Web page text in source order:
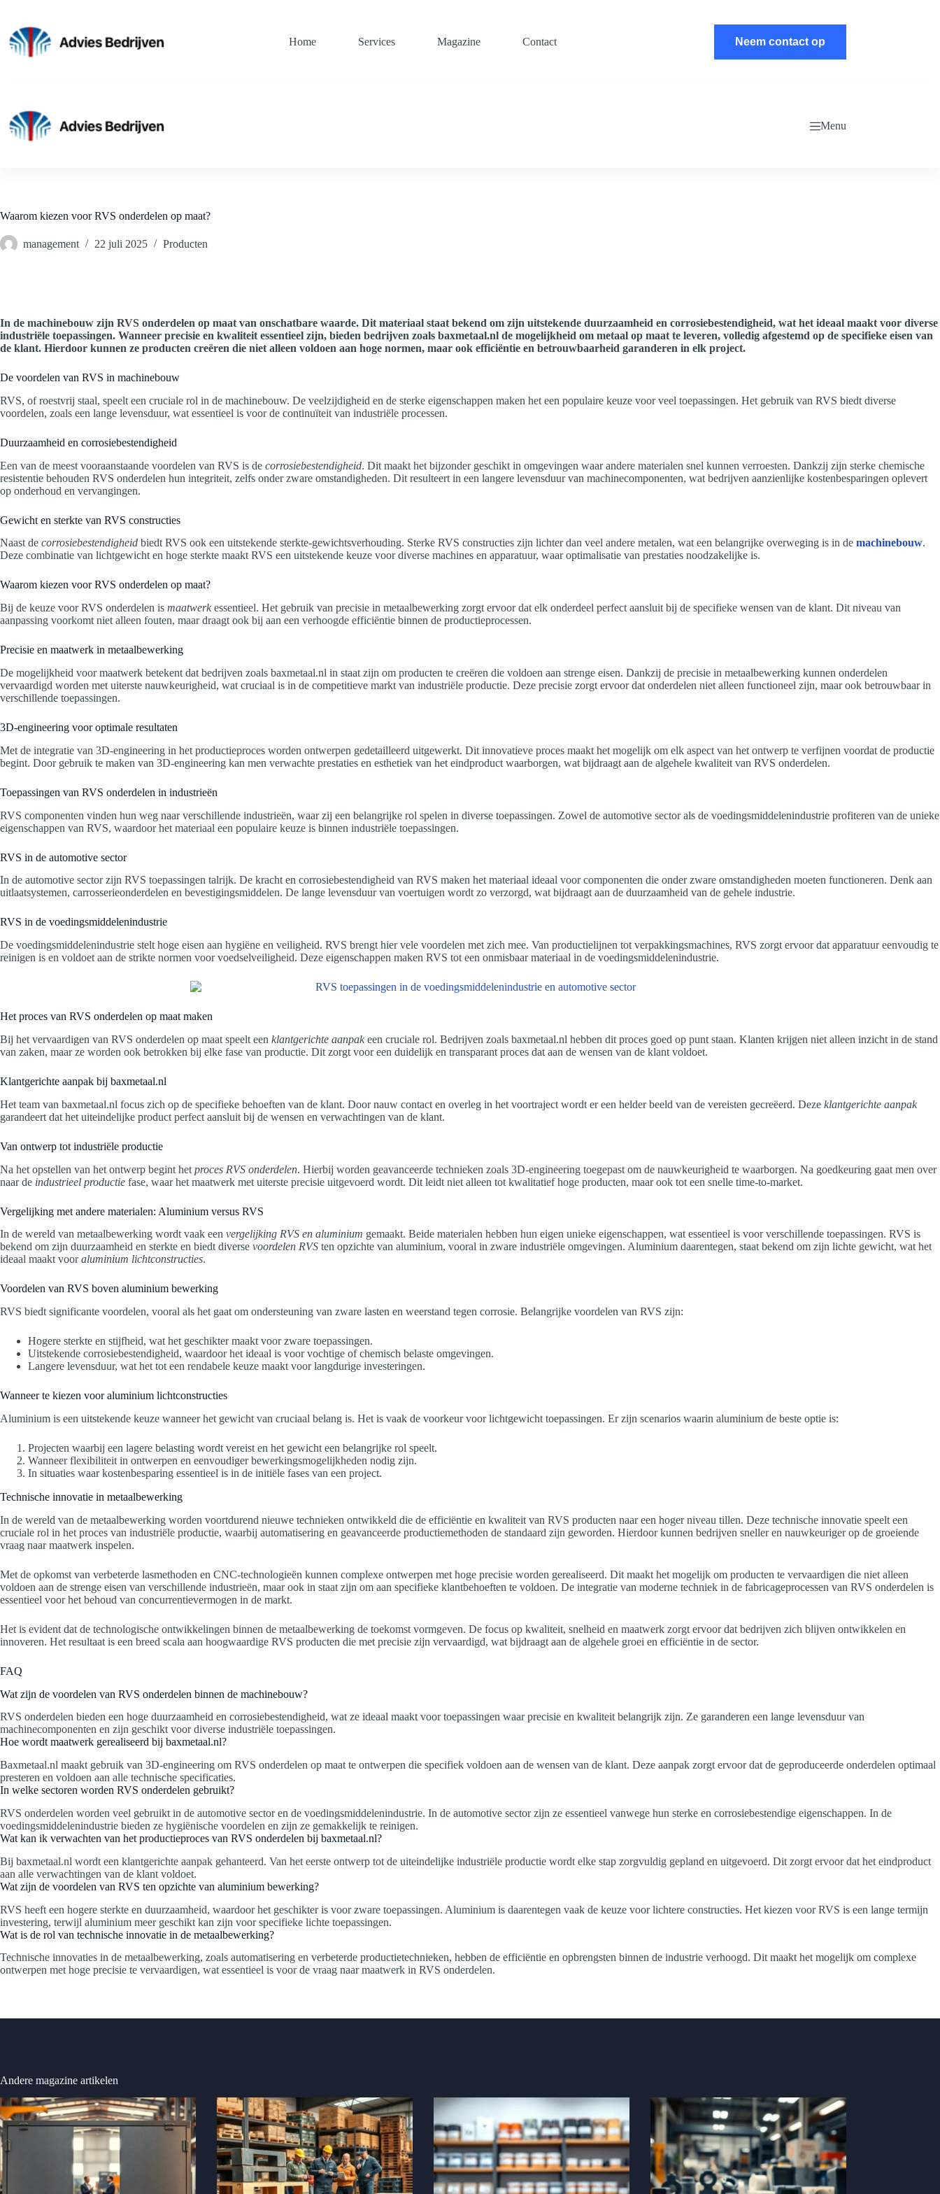
inhoud
Home Services Magazine Contact Neem contact op
Menu
Waarom kiezen voor RVS onderdelen op maat?
management 22 juli 2025 Producten
In de machinebouw zijn RVS onderdelen op maat van onschatbare waarde. Dit materiaal staat bekend om zijn uitstekende duurzaamheid en corrosiebestendigheid, wat het ideaal maakt voor diverse
industriële toepassingen. Wanneer precisie en kwaliteit essentieel zijn, bieden bedrijven zoals baxmetaal.nl de mogelijkheid om metaal op maat te leveren, volledig afgestemd op de specifieke eisen van
de klant. Hierdoor kunnen ze producten creëren die niet alleen voldoen aan hoge normen, maar ook efficiëntie en betrouwbaarheid garanderen in elk project.
De voordelen van RVS in machinebouw
RVS, of roestvrij staal, speelt een cruciale rol in de machinebouw. De veelzijdigheid en de sterke eigenschappen maken het een populaire keuze voor veel toepassingen. Het gebruik van RVS biedt diverse
voordelen, zoals een lange levensduur, wat essentieel is voor de continuïteit van industriële processen.
Duurzaamheid en corrosiebestendigheid
Een van de meest vooraanstaande voordelen van RVS is de corrosiebestendigheid. Dit maakt het bijzonder geschikt in omgevingen waar andere materialen snel kunnen verroesten. Dankzij zijn sterke chemische
resistentie behouden RVS onderdelen hun integriteit, zelfs onder zware omstandigheden. Dit resulteert in een langere levensduur van machinecomponenten, wat bedrijven aanzienlijke kostenbesparingen oplevert
op onderhoud en vervangingen.
Gewicht en sterkte van RVS constructies
Naast de corrosiebestendigheid biedt RVS ook een uitstekende sterkte-gewichtsverhouding. Sterke RVS constructies zijn lichter dan veel andere metalen, wat een belangrijke overweging is in de machinebouw.
Deze combinatie van lichtgewicht en hoge sterkte maakt RVS een uitstekende keuze voor diverse machines en apparatuur, waar optimalisatie van prestaties noodzakelijke is.
Waarom kiezen voor RVS onderdelen op maat?
Bij de keuze voor RVS onderdelen is maatwerkessentieel. Het gebruik van precisie in metaalbewerking zorgt ervoor dat elk onderdeel perfect aansluit bij de specifieke wensen van de klant. Dit niveau van
aanpassing voorkomt niet alleen fouten, maar draagt ook bij aan een verhoogde efficiëntie binnen de productieprocessen.
Precisie en maatwerk in metaalbewerking
De mogelijkheid voor maatwerk betekent dat bedrijven zoals baxmetaal.nl in staat zijn om producten te creëren die voldoen aan strenge eisen. Dankzij de precisie in metaalbewerking kunnen onderdelen
vervaardigd worden met uiterste nauwkeurigheid, wat cruciaal is in de competitieve markt van industriële productie. Deze precisie zorgt ervoor dat onderdelen niet alleen functioneel zijn, maar ook betrouwbaar in
verschillende toepassingen.
3D-engineering voor optimale resultaten
Met de integratie van 3D-engineering in het productieproces worden ontwerpen gedetailleerd uitgewerkt. Dit innovatieve proces maakt het mogelijk om elk aspect van het ontwerp te verfijnen voordat de productie
begint. Door gebruik te maken van 3D-engineering kan men verwachte prestaties en esthetiek van het eindproduct waarborgen, wat bijdraagt aan de algehele kwaliteit van RVS onderdelen.
Toepassingen van RVS onderdelen in industrieën
RVS componenten vinden hun weg naar verschillende industrieën, waar zij een belangrijke rol spelen in diverse toepassingen. Zowel de automotive sector als de voedingsmiddelenindustrie profiteren van de unieke
eigenschappen van RVS, waardoor het materiaal een populaire keuze is binnen industriële toepassingen.
RVS in de automotive sector
In de automotive sector zijn RVS toepassingen talrijk. De kracht en corrosiebestendigheid van RVS maken het materiaal ideaal voor componenten die onder zware omstandigheden moeten functioneren. Denk aan
uitlaatsystemen, carrosserieonderdelen en bevestigingsmiddelen. De lange levensduur van voertuigen wordt zo verzorgd, wat bijdraagt aan de duurzaamheid van de gehele industrie.
RVS in de voedingsmiddelenindustrie
De voedingsmiddelenindustrie stelt hoge eisen aan hygiëne en veiligheid. RVS brengt hier vele voordelen met zich mee. Van productielijnen tot verpakkingsmachines, RVS zorgt ervoor dat apparatuur eenvoudig te
reinigen is en voldoet aan de strikte normen voor voedselveiligheid. Deze eigenschappen maken RVS tot een onmisbaar materiaal in de voedingsmiddelenindustrie.
Het proces van RVS onderdelen op maat maken
Bij het vervaardigen van RVS onderdelen op maat speelt een klantgerichte aanpakeen cruciale rol. Bedrijven zoals baxmetaal.nl hebben dit proces goed op punt staan. Klanten krijgen niet alleen inzicht in de stand
van zaken, maar ze worden ook betrokken bij elke fase van productie. Dit zorgt voor een duidelijk en transparant proces dat aan de wensen van de klant voldoet.
Klantgerichte aanpak bij baxmetaal.nl
Het team van baxmetaal.nl focus zich op de specifieke behoeften van de klant. Door nauw contact en overleg in het voortraject wordt er een helder beeld van de vereisten gecreëerd. Deze klantgerichte aanpak
garandeert dat het uiteindelijke product perfect aansluit bij de wensen en verwachtingen van de klant.
Van ontwerp tot industriële productie
Na het opstellen van het ontwerp begint het proces RVS onderdelen. Hierbij worden geavanceerde technieken zoals 3D-engineering toegepast om de nauwkeurigheid te waarborgen. Na goedkeuring gaat men over
naar de industrieel productie fase, waar het maatwerk met uiterste precisie uitgevoerd wordt. Dit leidt niet alleen tot kwalitatief hoge producten, maar ook tot een snelle time-to-market.
Vergelijking met andere materialen: Aluminium versus RVS
In de wereld van metaalbewerking wordt vaak een vergelijking RVS en aluminium gemaakt. Beide materialen hebben hun eigen unieke eigenschappen, wat essentieel is voor verschillende toepassingen. RVS is
bekend om zijn duurzaamheid en sterkte en biedt diverse voordelen RVS ten opzichte van aluminium, vooral in zware industriële omgevingen. Aluminium daarentegen, staat bekend om zijn lichte gewicht, wat het
ideaal maakt vooraluminium lichtconstructies.
Voordelen van RVS boven aluminium bewerking
RVS biedt significante voordelen, vooral als het gaat om ondersteuning van zware lasten en weerstand tegen corrosie. Belangrijke voordelen van RVS zijn:
Hogere sterkte en stijfheid, wat het geschikter maakt voor zware toepassingen.
Uitstekende corrosiebestendigheid, waardoor het ideaal is voor vochtige of chemisch belaste omgevingen.
Langere levensduur, wat het tot een rendabele keuze maakt voor langdurige investeringen.
Wanneer te kiezen voor aluminium lichtconstructies
Aluminium is een uitstekende keuze wanneer het gewicht van cruciaal belang is. Het is vaak de voorkeur voor lichtgewicht toepassingen. Er zijn scenarios waarin aluminium de beste optie is:
Projecten waarbij een lagere belasting wordt vereist en het gewicht een belangrijke rol speelt.
Wanneer flexibiliteit in ontwerpen en eenvoudiger bewerkingsmogelijkheden nodig zijn.
In situaties waar kostenbesparing essentieel is in de initiële fases van een project.
Technische innovatie in metaalbewerking
In de wereld van de metaalbewerking worden voortdurend nieuwe technieken ontwikkeld die de efficiëntie en kwaliteit van RVS producten naar een hoger niveau tillen. Deze technische innovatie speelt een
cruciale rol in het proces van industriële productie, waarbij automatisering en geavanceerde productiemethoden de standaard zijn geworden. Hierdoor kunnen bedrijven sneller en nauwkeuriger op de groeiende
vraag naar maatwerk inspelen.
Met de opkomst van verbeterde lasmethoden en CNC-technologieën kunnen complexe ontwerpen met hoge precisie worden gerealiseerd. Dit maakt het mogelijk om producten te vervaardigen die niet alleen
voldoen aan de strenge eisen van verschillende industrieën, maar ook in staat zijn om aan specifieke klantbehoeften te voldoen. De integratie van moderne techniek in de fabricageprocessen van RVS onderdelen is
essentieel voor het behoud van concurrentievermogen in de markt.
Het is evident dat de technologische ontwikkelingen binnen de metaalbewerking de toekomst vormgeven. De focus op kwaliteit, snelheid en maatwerk zorgt ervoor dat bedrijven zich blijven ontwikkelen en
innoveren. Het resultaat is een breed scala aan hoogwaardige RVS producten die met precisie zijn vervaardigd, wat bijdraagt aan de algehele groei en efficiëntie in de sector.
FAQ
Wat zijn de voordelen van RVS onderdelen binnen de machinebouw?
RVS onderdelen bieden een hoge duurzaamheid en corrosiebestendigheid, wat ze ideaal maakt voor toepassingen waar precisie en kwaliteit belangrijk zijn. Ze garanderen een lange levensduur van
machinecomponenten en zijn geschikt voor diverse industriële toepassingen.
Hoe wordt maatwerk gerealiseerd bij baxmetaal.nl?
Baxmetaal.nl maakt gebruik van 3D-engineering om RVS onderdelen op maat te ontwerpen die specifiek voldoen aan de wensen van de klant. Deze aanpak zorgt ervoor dat de geproduceerde onderdelen optimaal
presteren en voldoen aan alle technische specificaties.
In welke sectoren worden RVS onderdelen gebruikt?
RVS onderdelen worden veel gebruikt in de automotive sector en de voedingsmiddelenindustrie. In de automotive sector zijn ze essentieel vanwege hun sterke en corrosiebestendige eigenschappen. In de
voedingsmiddelenindustrie bieden ze hygiënische voordelen en zijn ze gemakkelijk te reinigen.
Wat kan ik verwachten van het productieproces van RVS onderdelen bij baxmetaal.nl?
Bij baxmetaal.nl wordt een klantgerichte aanpak gehanteerd. Van het eerste ontwerp tot de uiteindelijke industriële productie wordt elke stap zorgvuldig gepland en uitgevoerd. Dit zorgt ervoor dat het eindproduct
aan alle verwachtingen van de klant voldoet.
Wat zijn de voordelen van RVS ten opzichte van aluminium bewerking?
RVS heeft een hogere sterkte en duurzaamheid, waardoor het geschikter is voor zware toepassingen. Aluminium is daarentegen vaak de keuze voor lichtere constructies. Het kiezen voor RVS is een lange termijn
investering, terwijl aluminium meer geschikt kan zijn voor specifieke lichte toepassingen.
Wat is de rol van technische innovatie in de metaalbewerking?
Technische innovaties in de metaalbewerking, zoals automatisering en verbeterde productietechnieken, hebben de efficiëntie en opbrengsten binnen de industrie verhoogd. Dit maakt het mogelijk om complexe
ontwerpen met hoge precisie te vervaardigen, wat essentieel is voor de vraag naar maatwerk in RVS onderdelen.
Andere magazine artikelen